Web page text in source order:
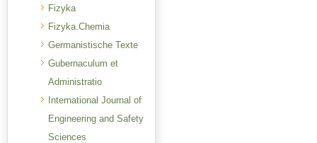
Fizyka
Fizyka.Chemia
Germanistische Texte
Gubernaculum et
Administratio
International Journal of
Engineering and Safety
Sciences